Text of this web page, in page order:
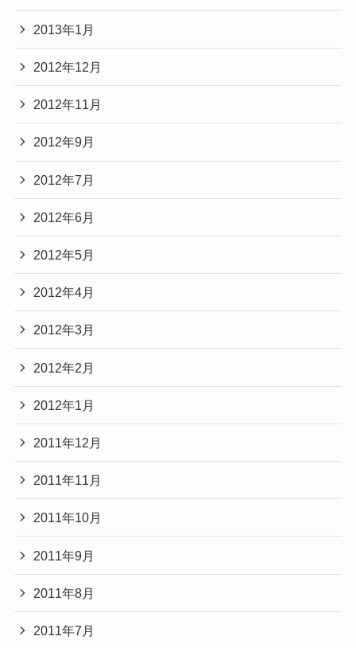
2013年1月
2012年12月
2012年11月
2012年9月
2012年7月
2012年6月
2012年5月
2012年4月
2012年3月
2012年2月
2012年1月
2011年12月
2011年11月
2011年10月
2011年9月
2011年8月
2011年7月